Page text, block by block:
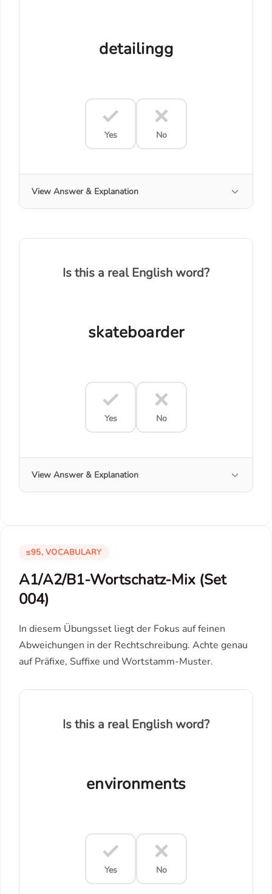
detailingg
Yes No
View Answer & Explanation
Is this a real English word?
skateboarder
Yes No
View Answer & Explanation
≤95, VOCABULARY
A1/A2/B1-Wortschatz-Mix (Set
004)
In diesem Übungsset liegt der Fokus auf feinen
Abweichungen in der Rechtschreibung. Achte genau
auf Präfixe, Suffixe und Wortstamm-Muster.
Is this a real English word?
environments
Yes No